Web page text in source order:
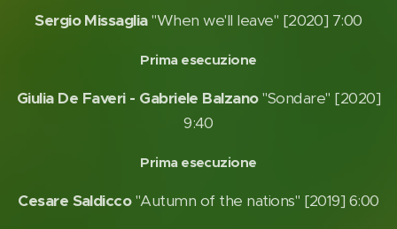
Sergio Missaglia"When we'll leave" [2020] 7:00
Prima esecuzione
Giulia De Faveri - Gabriele Balzano"Sondare" [2020]
9:40
Prima esecuzione
Cesare Saldicco"Autumn of the nations" [2019] 6:00